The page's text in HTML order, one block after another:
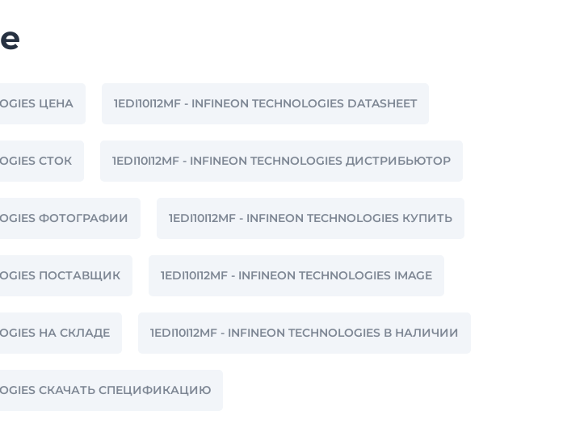
ЦЕНА 1EDI10I12MF - INFINEON TECHNOLOGIES DATASHEET
СТОК 1EDI10I12MF - INFINEON TECHNOLOGIES ДИСТРИБЬЮТОР
ФОТОГРАФИИ 1EDI10I12MF - INFINEON TECHNOLOGIES КУПИТЬ
ПОСТАВЩИК 1EDI10I12MF - INFINEON TECHNOLOGIES IMAGE
НА СКЛАДЕ 1EDI10I12MF - INFINEON TECHNOLOGIES В НАЛИЧИИ
СКАЧАТЬ СПЕЦИФИКАЦИЮ